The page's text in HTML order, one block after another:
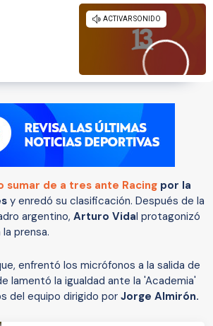
sumar de a tres ante Racing por la
y enredó su clasificación. Después de la
argentino, Arturo Vidal protagonizó
prensa.
enfrentó los micrófonos a la salida de
lamentó la igualdad ante la 'Academia'
del equipo dirigido por Jorge Almirón.